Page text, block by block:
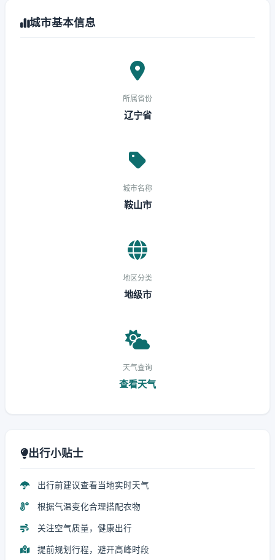
城市基本信息
所属省份
辽宁省
城市名称
鞍山市
地区分类
地级市
天气查询
查看天气
出行小贴士
出行前建议查看当地实时天气
根据气温变化合理搭配衣物
关注空气质量，健康出行
提前规划行程，避开高峰时段